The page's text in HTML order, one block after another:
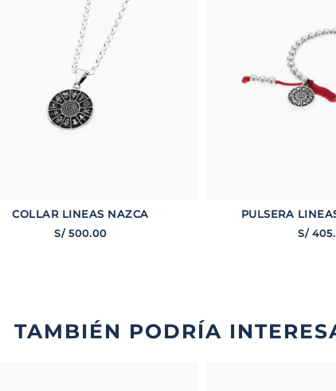
COLLAR LINEAS NAZCA
S/ 500.00
PULSERA
S/ 405.
TAMBIÉN PODRÍA